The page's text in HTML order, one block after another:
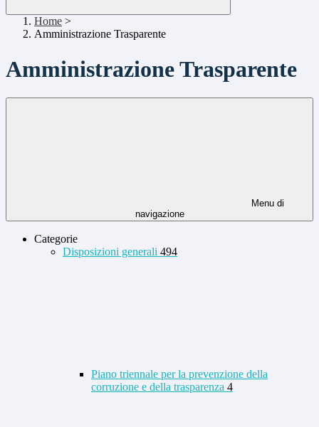
Home >
Amministrazione Trasparente
Amministrazione Trasparente
Menu di
navigazione
Categorie
Disposizioni generali 494
Piano triennale per la prevenzione della
corruzione e della trasparenza 4